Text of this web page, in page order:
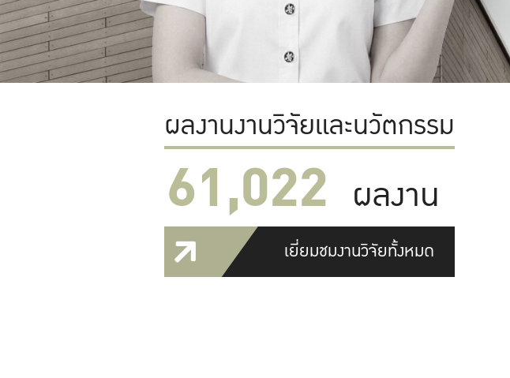
ผลงานงานวิจัยและนวัตกรรม
61,022 ผลงาน
เยี่ยมชมงานวิจัยทั้งหมด